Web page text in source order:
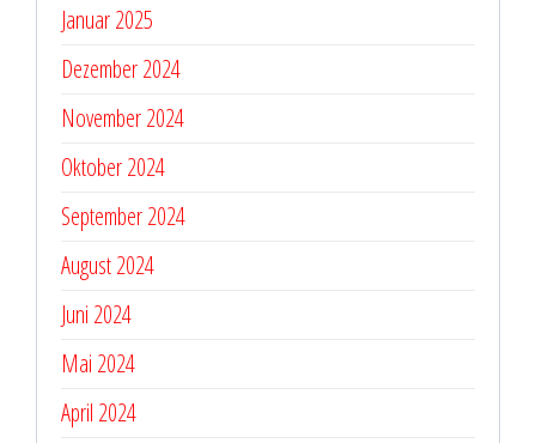
Januar 2025
Dezember 2024
November 2024
Oktober 2024
September 2024
August 2024
Juni 2024
Mai 2024
April 2024